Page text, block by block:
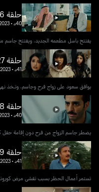
حلقة 26 • الحلقة 26
40د •
يفتتح باسل مطعمه الجديد، ويفتتح جاسم
حلقة 27 • الحلقة 27
41د •
2023
يوافق سعود على زواج فرح وجاسم، وتـخذ
حلقة 28 • الحلقة 28
40د •
يضطر جاسم الزواج من فرح دون إقامة حفل
حلقة 29 • الحلقة 29
41د •
2023
تستمر أعمال الحظر بسبب تفشي مرض